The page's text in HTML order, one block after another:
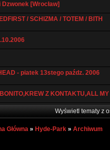
[Wrocław]
/ SCHIZMA / TOTEM / BITH
- piatek 13stego paźdz. 2006
Z KONTAKTU,ALL
Wyświetl tematy z
Główna » Hyde-Park » Archiwum